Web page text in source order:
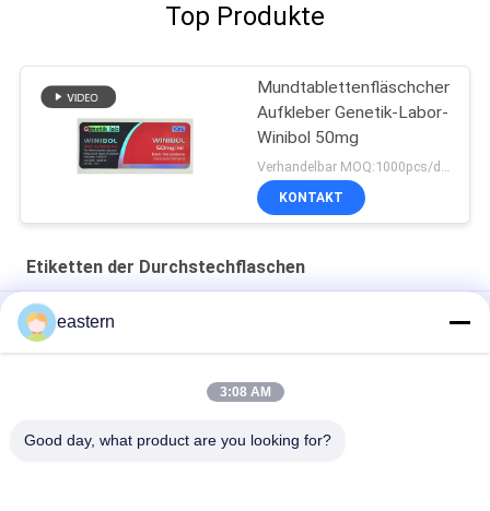
Top Produkte
Mundtablettenfläschchen-
Aufkleber Genetik-Labor-
Winibol 50mg
Verhandelbar MOQ:1000pcs/design
KONTAKT
Etiketten der Durchstechflaschen
Cialis Tadalafil 100mg für orale Anwendung Etiketten
SS-31 Festklebstoffetiketten Peptidflaschenetiketten
Biomex-Laborarchiv-aufbauende kundengebundene Aufkleber
eastern
3:08 AM
Good day, what product are you looking for?